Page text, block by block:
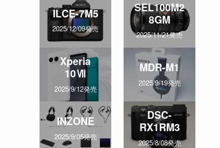
ILCE-7M5
2025/12/09発売
SEL100M2
8GM
2025/11/21発売
Xperia
10Ⅶ
2025/9/12発売
MDR-M1
2025/9/19発売
INZONE
2025/9/05発売
DSC-
RX1RM3
2025/8/08発売